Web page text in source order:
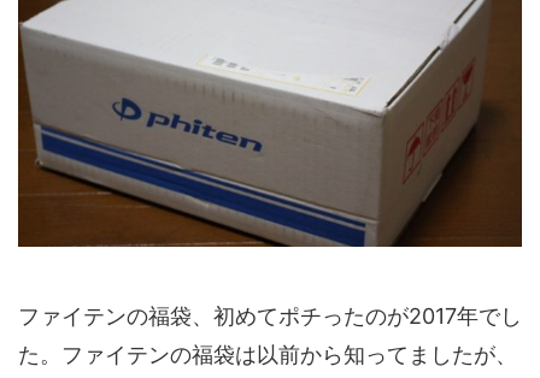
ファイテンの福袋、初めてポチったのが2017年でし
た。ファイテンの福袋は以前から知ってましたが、